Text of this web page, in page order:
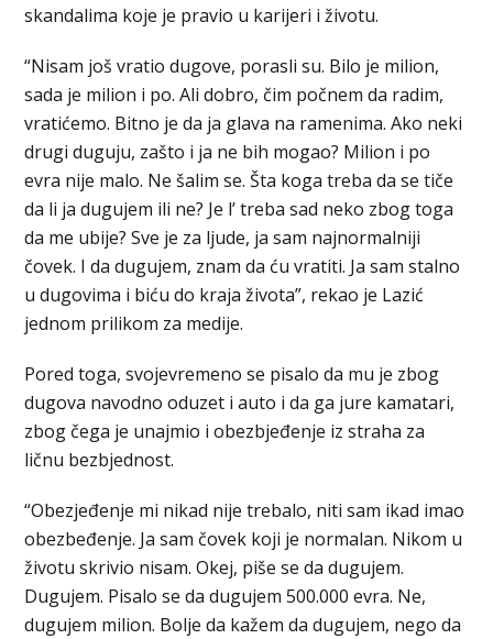
skandalima koje je pravio u karijeri i životu.
“Nisam još vratio dugove, porasli su. Bilo je milion,
sada je milion i po. Ali dobro, čim počnem da radim,
vratićemo. Bitno je da ja glava na ramenima. Ako neki
drugi duguju, zašto i ja ne bih mogao? Milion i po
evra nije malo. Ne šalim se. Šta koga treba da se tiče
da li ja dugujem ili ne? Je l’ treba sad neko zbog toga
da me ubije? Sve je za ljude, ja sam najnormalniji
čovek. I da dugujem, znam da ću vratiti. Ja sam stalno
u dugovima i biću do kraja života”, rekao je Lazić
jednom prilikom za medije.
Pored toga, svojevremeno se pisalo da mu je zbog
dugova navodno oduzet i auto i da ga jure kamatari,
zbog čega je unajmio i obezbjeđenje iz straha za
ličnu bezbjednost.
“Obezjeđenje mi nikad nije trebalo, niti sam ikad imao
obezbeđenje. Ja sam čovek koji je normalan. Nikom u
životu skrivio nisam. Okej, piše se da dugujem.
Dugujem. Pisalo se da dugujem 500.000 evra. Ne,
dugujem milion. Bolje da kažem da dugujem, nego da